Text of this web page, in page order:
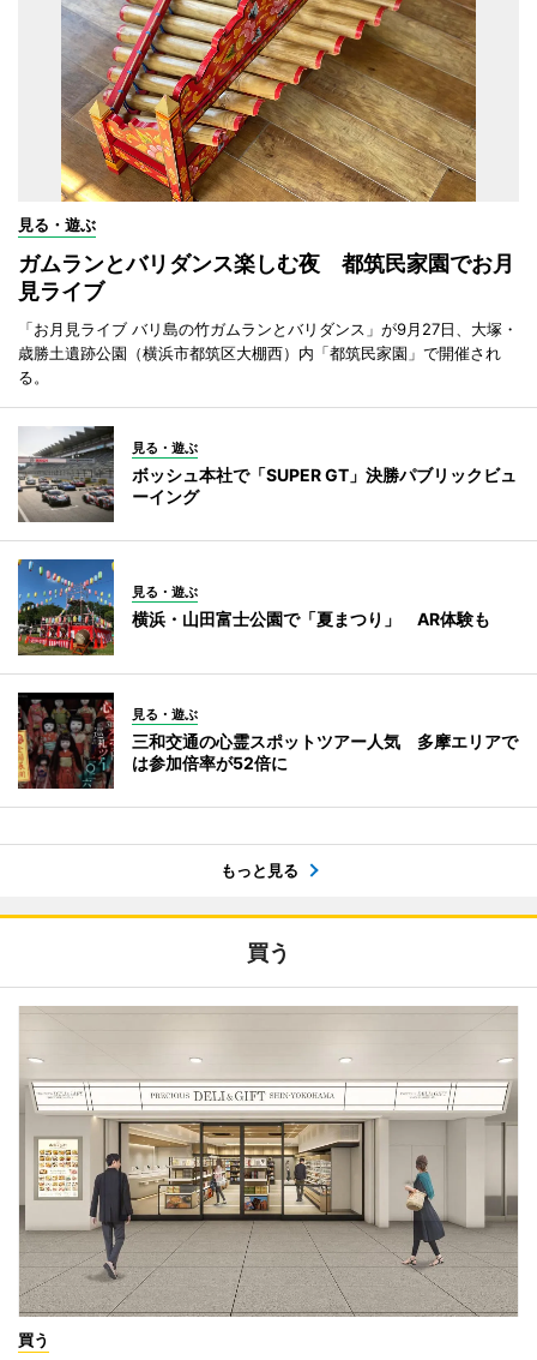
見る・遊ぶ
ガムランとバリダンス楽しむ夜 都筑民家園でお月
見ライブ
「お月見ライブ バリ島の竹ガムランとバリダンス」が9月27日、大塚・
歳勝土遺跡公園（横浜市都筑区大棚西）内「都筑民家園」で開催され
る。
見る・遊ぶ
ボッシュ本社で「SUPER GT」決勝パブリックビュ
ーイング
見る・遊ぶ
横浜・山田富士公園で「夏まつり」 AR体験も
見る・遊ぶ
三和交通の心霊スポットツアー人気 多摩エリアで
は参加倍率が52倍に
もっと見る
買う
買う